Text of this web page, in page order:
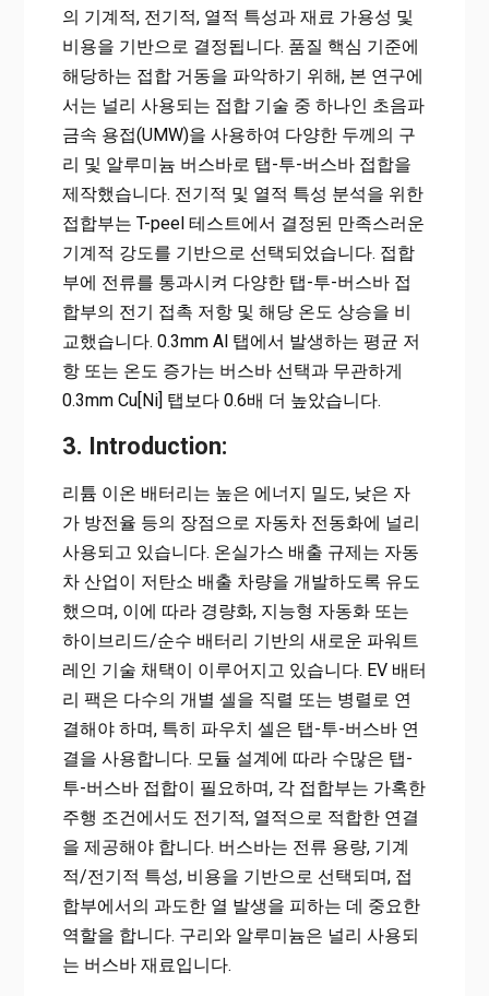
의 기계적, 전기적, 열적 특성과 재료 가용성 및
비용을 기반으로 결정됩니다. 품질 핵심 기준에
해당하는 접합 거동을 파악하기 위해, 본 연구에
서는 널리 사용되는 접합 기술 중 하나인 초음파
금속 용접(UMW)을 사용하여 다양한 두께의 구
리 및 알루미늄 버스바로 탭-투-버스바 접합을
제작했습니다. 전기적 및 열적 특성 분석을 위한
접합부는 T-peel 테스트에서 결정된 만족스러운
기계적 강도를 기반으로 선택되었습니다. 접합
부에 전류를 통과시켜 다양한 탭-투-버스바 접
합부의 전기 접촉 저항 및 해당 온도 상승을 비
교했습니다. 0.3mm Al 탭에서 발생하는 평균 저
항 또는 온도 증가는 버스바 선택과 무관하게
0.3mm Cu[Ni] 탭보다 0.6배 더 높았습니다.
3. Introduction:
리튬 이온 배터리는 높은 에너지 밀도, 낮은 자
가 방전율 등의 장점으로 자동차 전동화에 널리
사용되고 있습니다. 온실가스 배출 규제는 자동
차 산업이 저탄소 배출 차량을 개발하도록 유도
했으며, 이에 따라 경량화, 지능형 자동화 또는
하이브리드/순수 배터리 기반의 새로운 파워트
레인 기술 채택이 이루어지고 있습니다. EV 배터
리 팩은 다수의 개별 셀을 직렬 또는 병렬로 연
결해야 하며, 특히 파우치 셀은 탭-투-버스바 연
결을 사용합니다. 모듈 설계에 따라 수많은 탭-
투-버스바 접합이 필요하며, 각 접합부는 가혹한
주행 조건에서도 전기적, 열적으로 적합한 연결
을 제공해야 합니다. 버스바는 전류 용량, 기계
적/전기적 특성, 비용을 기반으로 선택되며, 접
합부에서의 과도한 열 발생을 피하는 데 중요한
역할을 합니다. 구리와 알루미늄은 널리 사용되
는 버스바 재료입니다.